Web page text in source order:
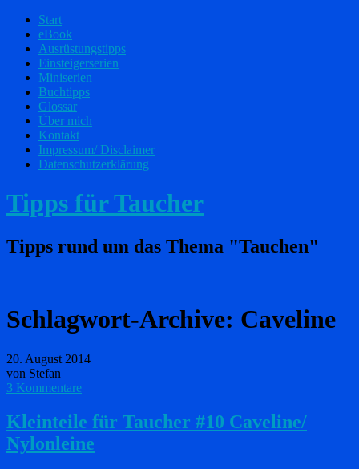
Start
eBook
Ausrüstungstipps
Einsteigerserien
Miniserien
Buchtipps
Glossar
Über mich
Kontakt
Impressum/ Disclaimer
Datenschutzerklärung
Tipps für Taucher
Tipps rund um das Thema "Tauchen"
Schlagwort-Archive: Caveline
20. August 2014
von Stefan
3 Kommentare
Kleinteile für Taucher #10 Caveline/
Nylonleine